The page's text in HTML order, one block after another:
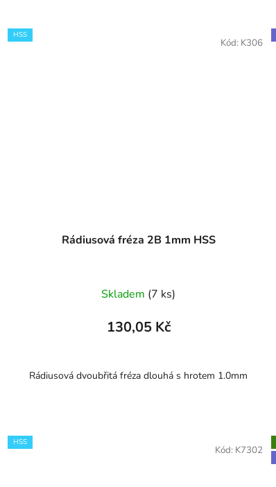
HSS
Rádiusová fréza 2B 1mm HSS
Skladem (7 ks)
130,05 Kč
Rádiusová dvoubřitá fréza dlouhá s hrotem 1.0mm
Kód: K306
HSS
Kód: K7302